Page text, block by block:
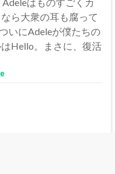
ら大衆の耳も腐って
いにAdeleが僕たちの
Hello。まさに、復活